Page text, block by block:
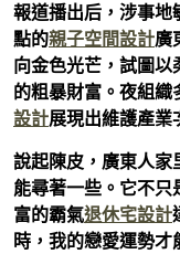
報道播出后，涉事地
點的親子空間設計廣
向金色光芒，試圖
的粗暴財富。夜組織
設計展現出維護產業
說起陳皮，廣東人家
能尋著一些。它不
富的霸氣退休宅設計
時，我的戀愛運勢才